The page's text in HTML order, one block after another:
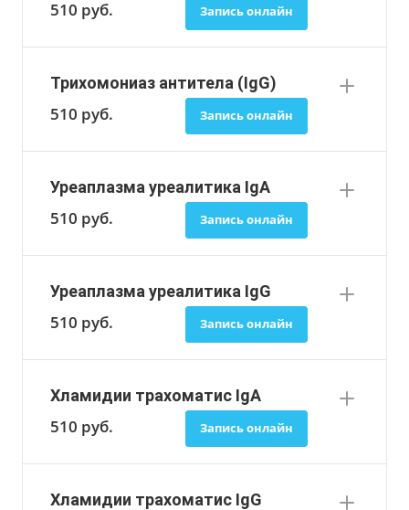
510 руб. Запись онлайн
Трихомониаз антитела (IgG)
510 руб. Запись онлайн
Уреаплазма уреалитика IgA
510 руб. Запись онлайн
Уреаплазма уреалитика IgG
510 руб. Запись онлайн
Хламидии трахоматис IgA
510 руб. Запись онлайн
Хламидии трахоматис IgG